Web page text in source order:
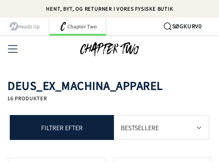
indhold
HENT, BYT, OG RETURNER I VORES FYSISKE BUTIK
Headz Up Chapter Two SØGKURV0
DEUS_EX_MACHINA_APPAREL
16 PRODUKTER
FILTRER EFTER